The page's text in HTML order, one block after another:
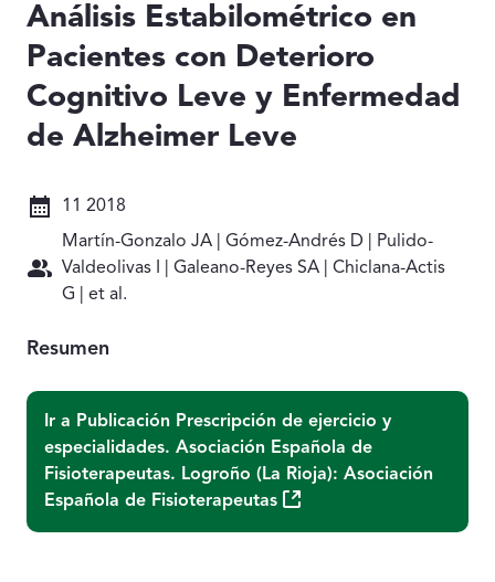
Análisis Estabilométrico en
Pacientes con Deterioro
Cognitivo Leve y Enfermedad
de Alzheimer Leve
Fecha: 11 2018
11 2018
Autores: Martín-Gonzalo JA | Gómez-Andrés D |
Martín-Gonzalo JA | Gómez-Andrés D | Pulido-
Valdeolivas I | Galeano-Reyes SA | Chiclana-Actis
G | et al.
Resumen
Ir a Publicación Prescripción de ejercicio y
especialidades. Asociación Española de
Fisioterapeutas. Logroño (La Rioja): Asociación
Española de Fisioterapeutas
(Abre una nueva ventana)